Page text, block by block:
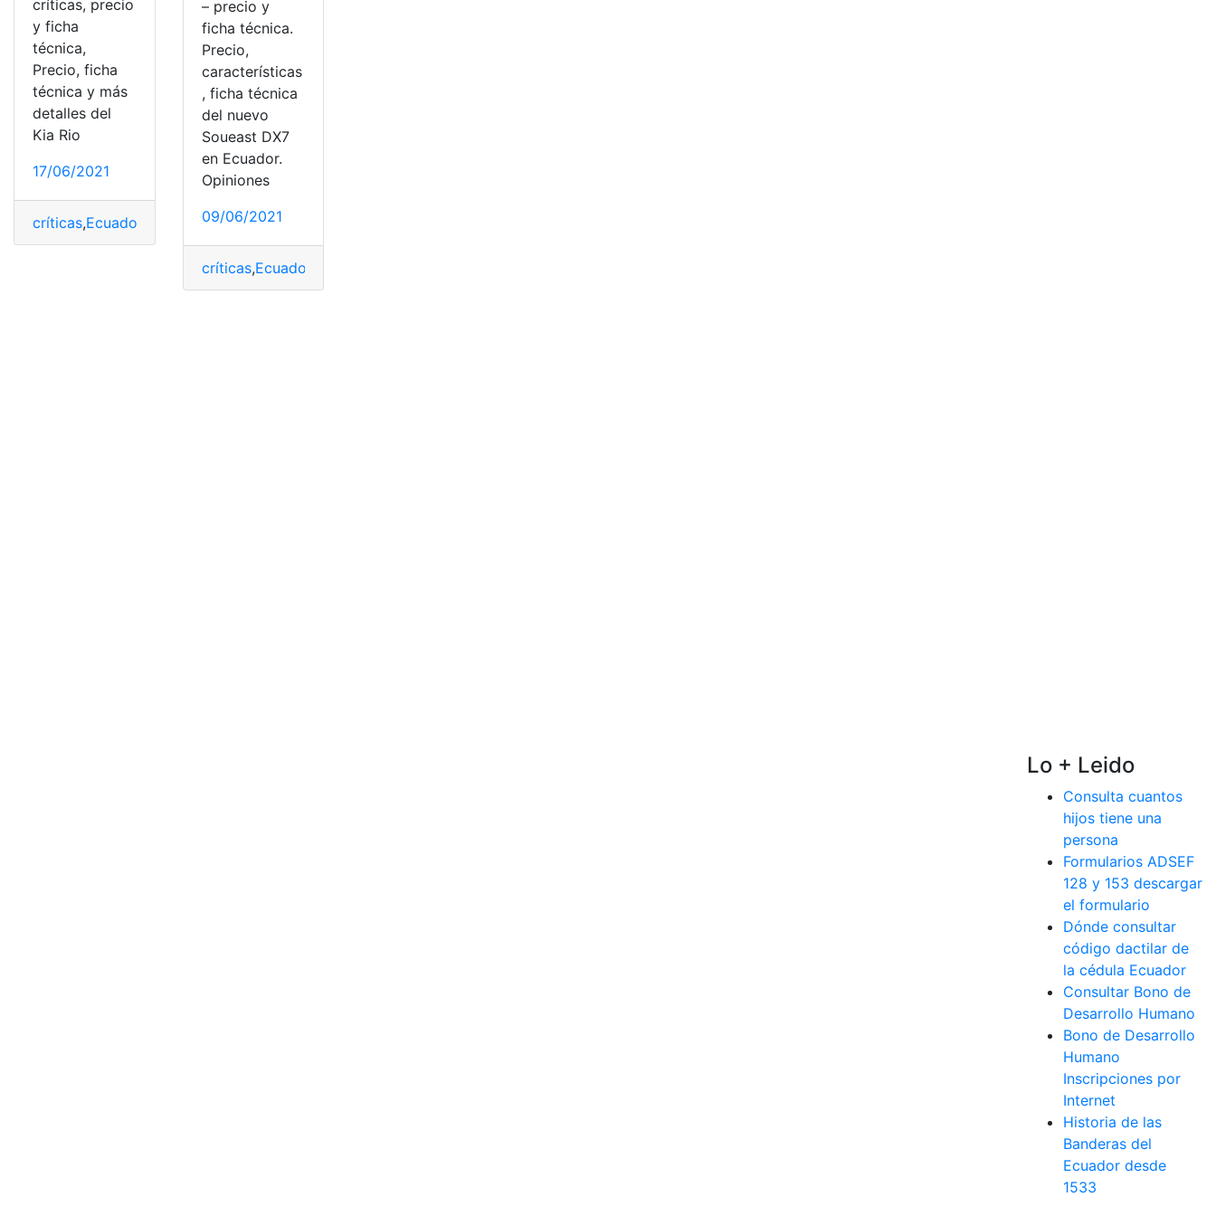
críticas, precio
y ficha
técnica,
Precio, ficha
técnica y más
detalles del
Kia Rio
17/06/2021
críticas,Ecuador ficha técnica,Kia Rio
– precio y
ficha técnica.
Precio,
características
, ficha técnica
del nuevo
Soueast DX7
en Ecuador.
Opiniones
09/06/2021
críticas,Ecuador
Lo + Leido
Consulta cuantos
hijos tiene una
persona
Formularios ADSEF
128 y 153 descargar
el formulario
Dónde consultar
código dactilar de
la cédula Ecuador
Consultar Bono de
Desarrollo Humano
Bono de Desarrollo
Humano
Inscripciones por
Internet
Historia de las
Banderas del
Ecuador desde
1533